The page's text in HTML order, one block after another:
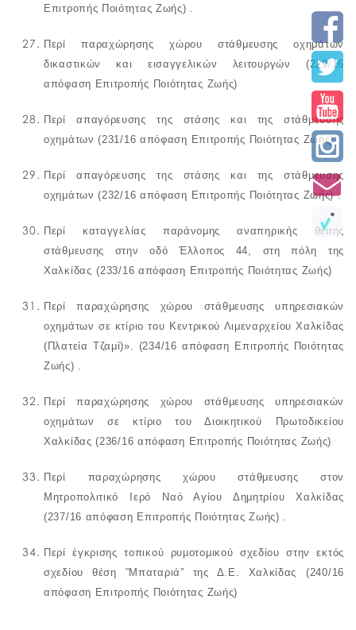
Επιτροπής Ποιότητας Ζωής) .
Περίπαραχώρησης χώρου στάθμευσηςοχημάτων
δικαστικών και εισαγγελικών λειτουργών
(229/16
απόφαση Επιτροπής Ποιότητας Ζωής)
Περίαπαγόρευσης της στάσης και της στάθμευσης
οχημάτων (231/16 απόφαση Επιτροπής Ποιότητας Ζωής)
Περίαπαγόρευσης της στάσης και της στάθμευσης
οχημάτων (232/16 απόφαση Επιτροπής Ποιότητας Ζωής) .
Περί καταγγελίας παράνομης αναπηρικής θέσης
στάθμευσης στην οδό Έλλοπος 44, στη πόλη της
Χαλκίδας (233/16 απόφαση Επιτροπής Ποιότητας Ζωής)
Περίπαραχώρησης χώρου στάθμευσης υπηρεσιακών
οχημάτων σε κτίριο του Κεντρικού Λιμεναρχείου Χαλκίδας
(Πλατεία Τζαμί)». (234/16 απόφαση Επιτροπής Ποιότητας
Ζωής) .
Περίπαραχώρησης χώρου στάθμευσης υπηρεσιακών
οχημάτων σε κτίριο του Διοικητικού Πρωτοδικείου
Χαλκίδας (236/16 απόφαση Επιτροπής Ποιότητας Ζωής)
Περί παραχώρησης χώρου στάθμευσης στον
Μητροπολιτικό Ιερό Ναό Αγίου Δημητρίου Χαλκίδας
(237/16 απόφαση Επιτροπής Ποιότητας Ζωής) .
Περίέγκρισης τοπικού ρυμοτομικού σχεδίου στην εκτός
σχεδίου θέση ”Μπαταριά” της Δ.Ε. Χαλκίδας
(240/16
απόφαση Επιτροπής Ποιότητας Ζωής)
.